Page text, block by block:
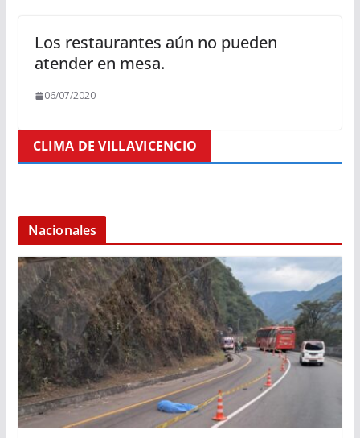
Los restaurantes aún no pueden
atender en mesa.
06/07/2020
CLIMA DE VILLAVICENCIO
Nacionales